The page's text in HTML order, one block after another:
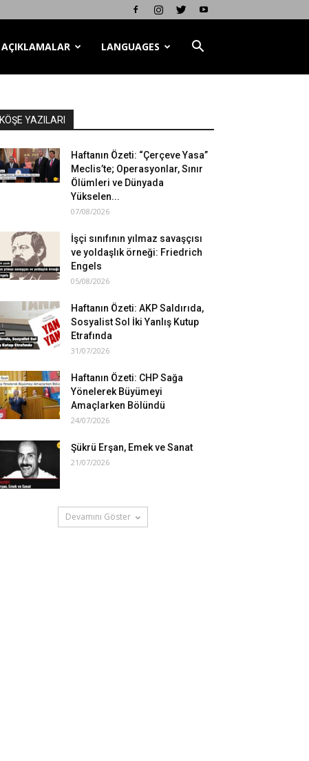
AÇIKLAMALAR LANGUAGES
KÖŞE YAZILARI
Haftanın Özeti: “Çerçeve Yasa”
Meclis’te; Operasyonlar, Sınır
Ölümleri ve Dünyada
Yükselen...
07/08/2026
İşçi sınıfının yılmaz savaşçısı
ve yoldaşlık örneği: Friedrich
Engels
05/08/2026
Haftanın Özeti: AKP Saldırıda,
Sosyalist Sol İki Yanlış Kutup
Etrafında
31/07/2026
Haftanın Özeti: CHP Sağa
Yönelerek Büyümeyi
Amaçlarken Bölündü
24/07/2026
Şükrü Erşan, Emek ve Sanat
21/07/2026
Devamını Göster